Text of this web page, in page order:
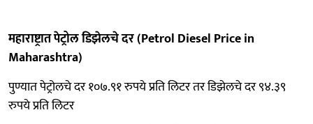
महाराष्ट्रात पेट्रोल डिझेलचे दर (Petrol Diesel Price in
Maharashtra)
पुण्यात पेट्रोलचे दर १०७.९१ रुपये प्रति लिटर तर डिझेलचे दर ९४.३९
रुपये प्रति लिटर